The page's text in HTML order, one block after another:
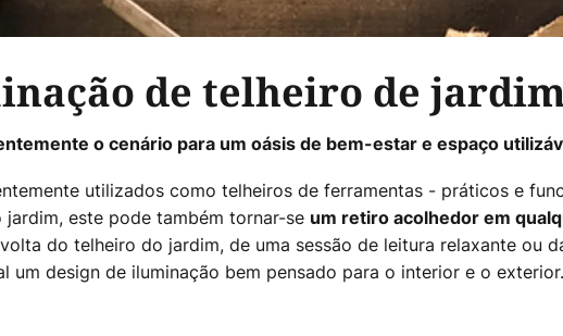
de telheiro de
o cenário para um oásis de bem-estar e espaço
utilizados como telheiros de ferramentas - práticos e
este pode também tornar-se um retiro acolhedor em
do telheiro do jardim, de uma sessão de leitura relaxante ou
um design de iluminação bem pensado para o interior e o exterior.